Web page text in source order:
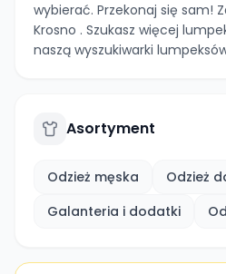
wybierać. Przekonaj się sam!
Krosno . Szukasz więcej
naszą wyszukiwarki
Asortyment
Odzież męska Odzież
Galanteria i dodatki